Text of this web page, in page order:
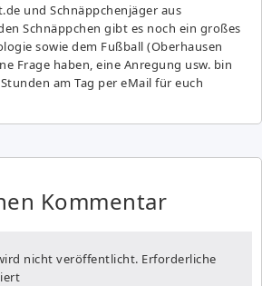
und Schnäppchenjäger aus
Schnäppchen gibt es noch ein großes
sowie dem Fußball (Oberhausen
Frage haben, eine Anregung usw. bin
am Tag per eMail für euch
Kommentar
nicht veröffentlicht. Erforderliche